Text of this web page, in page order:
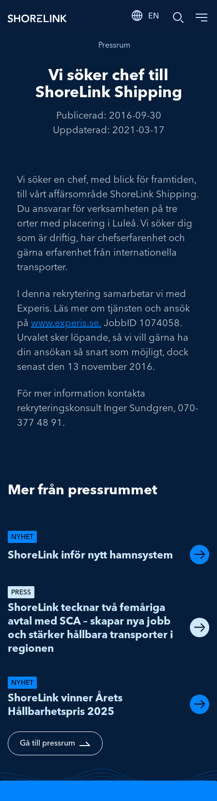
EN
Sök
Pressrum
Vi söker chef till
ShoreLink Shipping
Publicerad: 2016-09-30
Uppdaterad: 2021-03-17
Vi söker en chef, med blick för framtiden,
till vårt affärsområde ShoreLink Shipping.
Du ansvarar för verksamheten på tre
orter med placering i Luleå. Vi söker dig
som är driftig, har chefserfarenhet och
gärna erfarenhet från internationella
transporter.
I denna rekrytering samarbetar vi med
Experis. Läs mer om tjänsten och ansök
på www.experis.se. JobbID 1074058.
Urvalet sker löpande, så vi vill gärna ha
din ansökan så snart som möjligt, dock
senast den 13 november 2016.
För mer information kontakta
rekryteringskonsult Inger Sundgren, 070-
377 48 91.
Mer från pressrummet
ShoreLink inför nytt hamnsystem
NYHET
ShoreLink tecknar två femåriga
avtal med SCA – skapar nya jobb
och stärker hållbara transporter i
regionen
PRESS
ShoreLink vinner Årets
Hållbarhetspris 2025
NYHET
Gå till pressrum